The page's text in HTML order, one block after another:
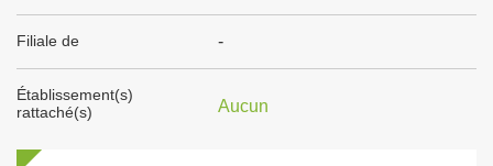
Filiale de -
Établissement(s)
rattaché(s)
Aucun